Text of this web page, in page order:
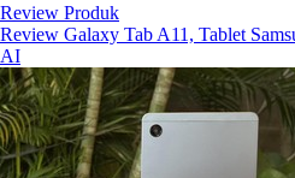
Review Produk
Review Galaxy Tab A11, Tablet
AI